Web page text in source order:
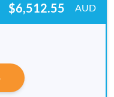
$6,512.55 AUD